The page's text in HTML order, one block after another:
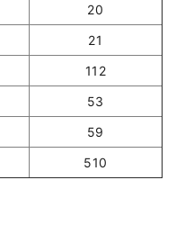
20
21
112
53
59
510